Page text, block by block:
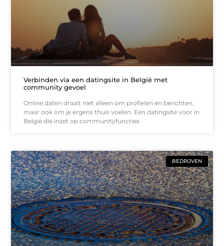
Verbinden via een datingsite in België met
community gevoel
Online daten draait niet alleen om profielen en berichten,
maar ook om je ergens thuis voelen. Een datingsite voor in
België die inzet op communityfuncties
BEDRIJVEN